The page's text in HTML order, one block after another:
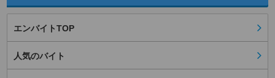
エンバイトTOP
人気のバイト